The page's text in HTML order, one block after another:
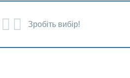
Зробіть вибір!